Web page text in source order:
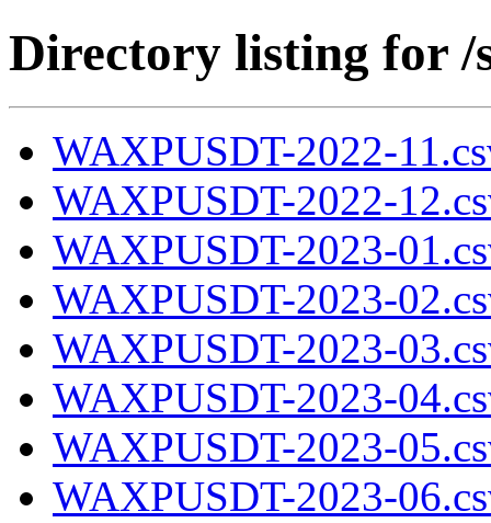
Directory listing for /
WAXPUSDT-2022-
WAXPUSDT-2022-
WAXPUSDT-2023-
WAXPUSDT-2023-
WAXPUSDT-2023-
WAXPUSDT-2023-
WAXPUSDT-2023-
WAXPUSDT-2023-